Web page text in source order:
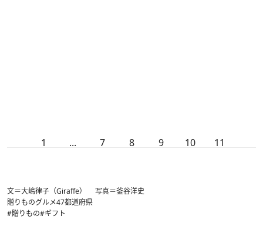
1 ... 7 8 9 10 11
文＝大嶋律子（Giraffe） 写真＝釜谷洋史
贈りものグルメ47都道府県
#贈りもの#ギフト